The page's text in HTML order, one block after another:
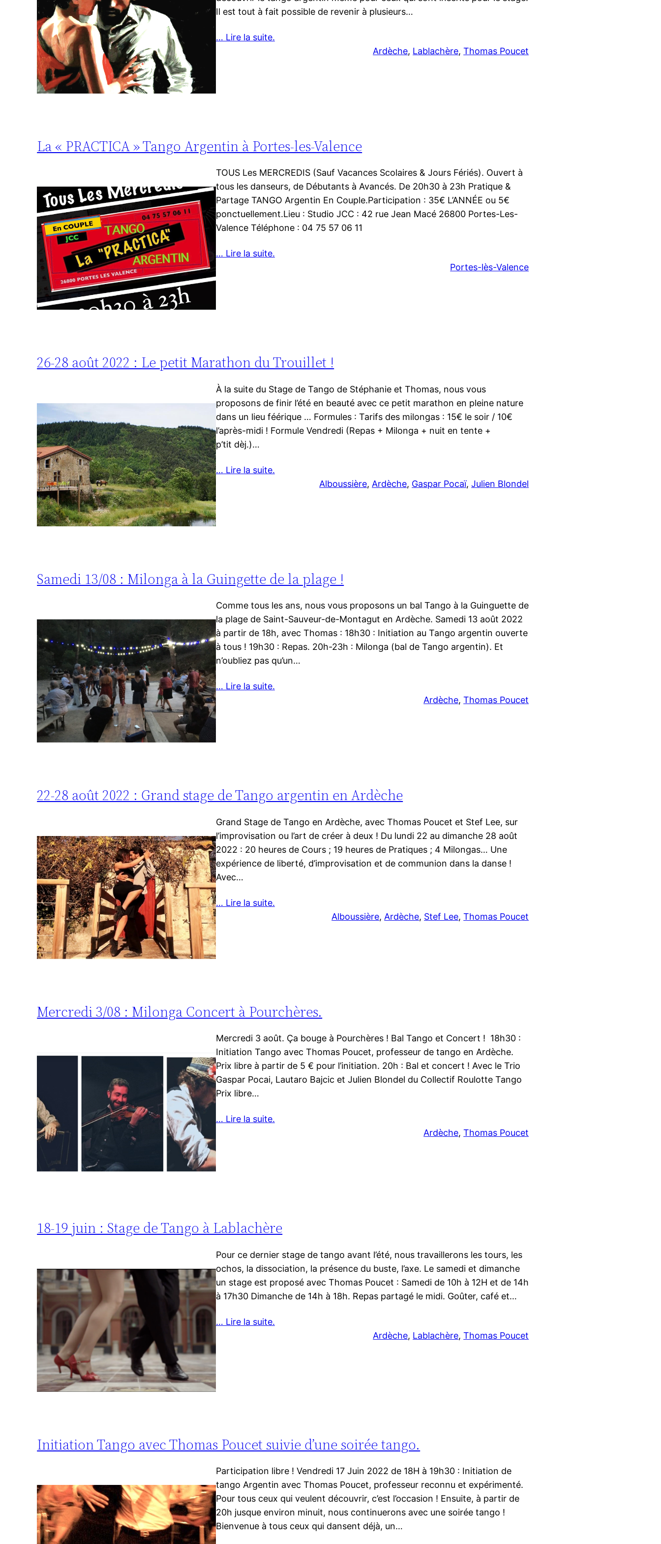
Il est tout à fait possible de revenir à plusieurs…
… Lire la suite.
Ardèche, Lablachère, Thomas Poucet
La « PRACTICA » Tango Argentin à Portes-les-Valence
TOUS Les MERCREDIS (Sauf Vacances Scolaires & Jours Fériés). Ouvert à
tous les danseurs, de Débutants à Avancés. De 20h30 à 23h Pratique &
Partage TANGO Argentin En Couple.Participation : 35€ L’ANNÉE ou 5€
ponctuellement.Lieu : Studio JCC : 42 rue Jean Macé 26800 Portes-Les-
Valence Téléphone : 04 75 57 06 11
… Lire la suite.
Portes-lès-Valence
26-28 août 2022 : Le petit Marathon du Trouillet !
À la suite du Stage de Tango de Stéphanie et Thomas, nous vous
proposons de finir l’été en beauté avec ce petit marathon en pleine nature
dans un lieu féérique … Formules : Tarifs des milongas : 15€ le soir / 10€
l’après-midi ! Formule Vendredi (Repas + Milonga + nuit en tente +
p’tit dèj.)…
… Lire la suite.
Alboussière, Ardèche, Gaspar Pocaï, Julien Blondel
Samedi 13/08 : Milonga à la Guingette de la plage !
Comme tous les ans, nous vous proposons un bal Tango à la Guinguette de
la plage de Saint-Sauveur-de-Montagut en Ardèche. Samedi 13 août 2022
à partir de 18h, avec Thomas : 18h30 : Initiation au Tango argentin ouverte
à tous ! 19h30 : Repas. 20h-23h : Milonga (bal de Tango argentin). Et
n’oubliez pas qu’un…
… Lire la suite.
Ardèche, Thomas Poucet
22-28 août 2022 : Grand stage de Tango argentin en Ardèche
Grand Stage de Tango en Ardèche, avec Thomas Poucet et Stef Lee, sur
l’improvisation ou l’art de créer à deux ! Du lundi 22 au dimanche 28 août
2022 : 20 heures de Cours ; 19 heures de Pratiques ; 4 Milongas… Une
expérience de liberté, d’improvisation et de communion dans la danse !
Avec…
… Lire la suite.
Alboussière, Ardèche, Stef Lee, Thomas Poucet
Mercredi 3/08 : Milonga Concert à Pourchères.
Mercredi 3 août. Ça bouge à Pourchères ! Bal Tango et Concert ! 18h30 :
Initiation Tango avec Thomas Poucet, professeur de tango en Ardèche.
Prix libre à partir de 5 € pour l’initiation. 20h : Bal et concert ! Avec le Trio
Gaspar Pocai, Lautaro Bajcic et Julien Blondel du Collectif Roulotte Tango
Prix libre…
… Lire la suite.
Ardèche, Thomas Poucet
18-19 juin : Stage de Tango à Lablachère
Pour ce dernier stage de tango avant l’été, nous travaillerons les tours, les
ochos, la dissociation, la présence du buste, l’axe. Le samedi et dimanche
un stage est proposé avec Thomas Poucet : Samedi de 10h à 12H et de 14h
à 17h30 Dimanche de 14h à 18h. Repas partagé le midi. Goûter, café et…
… Lire la suite.
Ardèche, Lablachère, Thomas Poucet
Initiation Tango avec Thomas Poucet suivie d’une soirée tango.
Participation libre ! Vendredi 17 Juin 2022 de 18H à 19h30 : Initiation de
tango Argentin avec Thomas Poucet, professeur reconnu et expérimenté.
Pour tous ceux qui veulent découvrir, c’est l’occasion ! Ensuite, à partir de
20h jusque environ minuit, nous continuerons avec une soirée tango !
Bienvenue à tous ceux qui dansent déjà, un…